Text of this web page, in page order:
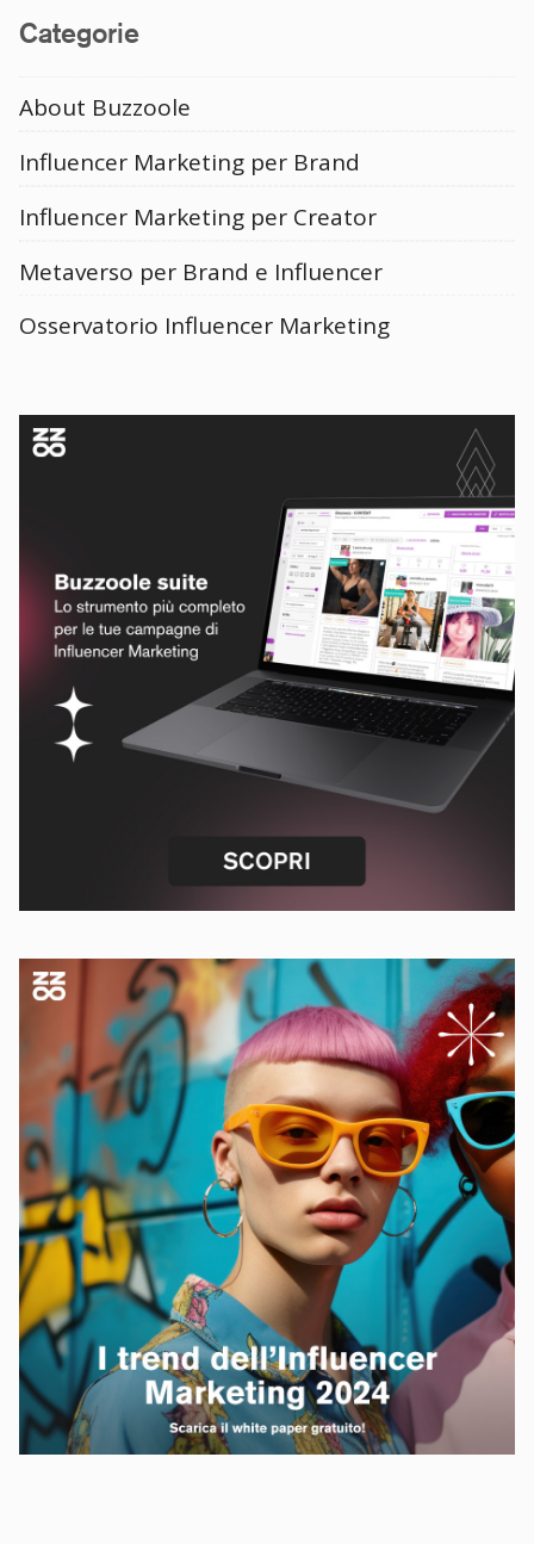
Categorie
About Buzzoole
Influencer Marketing per Brand
Influencer Marketing per Creator
Metaverso per Brand e Influencer
Osservatorio Influencer Marketing